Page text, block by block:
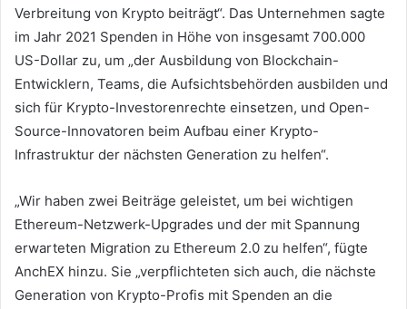
Verbreitung von Krypto beiträgt“. Das Unternehmen sagte
im Jahr 2021 Spenden in Höhe von insgesamt 700.000
US-Dollar zu, um „der Ausbildung von Blockchain-
Entwicklern, Teams, die Aufsichtsbehörden ausbilden und
sich für Krypto-Investorenrechte einsetzen, und Open-
Source-Innovatoren beim Aufbau einer Krypto-
Infrastruktur der nächsten Generation zu helfen“.
„Wir haben zwei Beiträge geleistet, um bei wichtigen
Ethereum-Netzwerk-Upgrades und der mit Spannung
erwarteten Migration zu Ethereum 2.0 zu helfen“, fügte
AnchEX hinzu. Sie „verpflichteten sich auch, die nächste
Generation von Krypto-Profis mit Spenden an die